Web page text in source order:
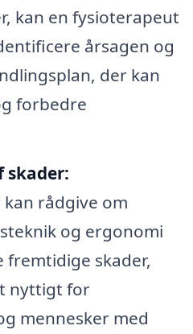
kan en fysioterapeut
årsagen og
der kan
forbedre
skader:
rådgive om
og ergonomi
skader,
nyttigt for
mennesker med